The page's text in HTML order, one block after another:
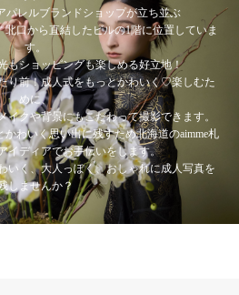
パレルブランドショップが立ち並ぶ
口から直結したビルの1階に位置していま
す。
もショッピングも楽しめる好立地！
り前！成人式をもっとかわいく♡楽しむた
めに、
イクや背景にもこだわって撮影できます。
かわいく思い出に残すため北海道のaimme札
イディアでお手伝いをします。
いく、大人っぽく、おしゃれに成人写真を
しませんか？